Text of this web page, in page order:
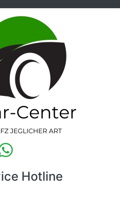
Hotline